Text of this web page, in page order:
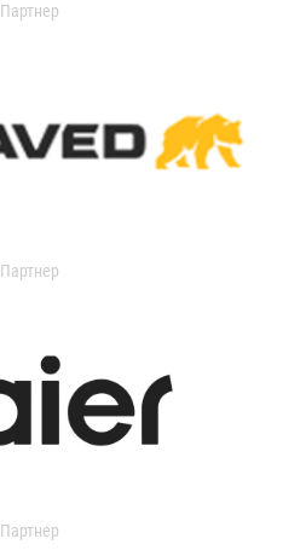
Партнер
Партнер
Партнер